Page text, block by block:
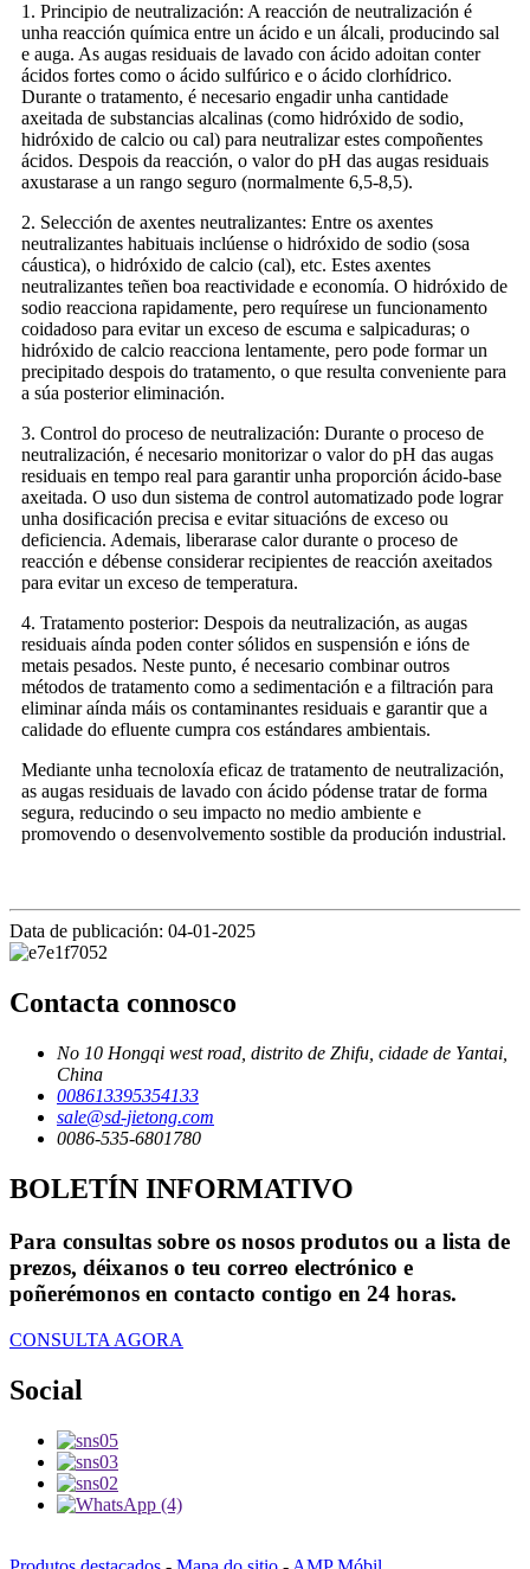
1. Principio de neutralización: A reacción de neutralización é
unha reacción química entre un ácido e un álcali, producindo sal
e auga. As augas residuais de lavado con ácido adoitan conter
ácidos fortes como o ácido sulfúrico e o ácido clorhídrico.
Durante o tratamento, é necesario engadir unha cantidade
axeitada de substancias alcalinas (como hidróxido de sodio,
hidróxido de calcio ou cal) para neutralizar estes compoñentes
ácidos. Despois da reacción, o valor do pH das augas residuais
axustarase a un rango seguro (normalmente 6,5-8,5).
2. Selección de axentes neutralizantes: Entre os axentes
neutralizantes habituais inclúense o hidróxido de sodio (sosa
cáustica), o hidróxido de calcio (cal), etc. Estes axentes
neutralizantes teñen boa reactividade e economía. O hidróxido de
sodio reacciona rapidamente, pero requírese un funcionamento
coidadoso para evitar un exceso de escuma e salpicaduras; o
hidróxido de calcio reacciona lentamente, pero pode formar un
precipitado despois do tratamento, o que resulta conveniente para
a súa posterior eliminación.
3. Control do proceso de neutralización: Durante o proceso de
neutralización, é necesario monitorizar o valor do pH das augas
residuais en tempo real para garantir unha proporción ácido-base
axeitada. O uso dun sistema de control automatizado pode lograr
unha dosificación precisa e evitar situacións de exceso ou
deficiencia. Ademais, liberarase calor durante o proceso de
reacción e débense considerar recipientes de reacción axeitados
para evitar un exceso de temperatura.
4. Tratamento posterior: Despois da neutralización, as augas
residuais aínda poden conter sólidos en suspensión e ións de
metais pesados. Neste punto, é necesario combinar outros
métodos de tratamento como a sedimentación e a filtración para
eliminar aínda máis os contaminantes residuais e garantir que a
calidade do efluente cumpra cos estándares ambientais.
Mediante unha tecnoloxía eficaz de tratamento de neutralización,
as augas residuais de lavado con ácido pódense tratar de forma
segura, reducindo o seu impacto no medio ambiente e
promovendo o desenvolvemento sostible da produción industrial.
Data de publicación: 04-01-2025
Contacta connosco
No 10 Hongqi west road, distrito de Zhifu, cidade de Yantai,
China
008613395354133
sale@sd-jietong.com
0086-535-6801780
BOLETÍN INFORMATIVO
Para consultas sobre os nosos produtos ou a lista de
prezos, déixanos o teu correo electrónico e
poñerémonos en contacto contigo en 24 horas.
CONSULTA AGORA
Social